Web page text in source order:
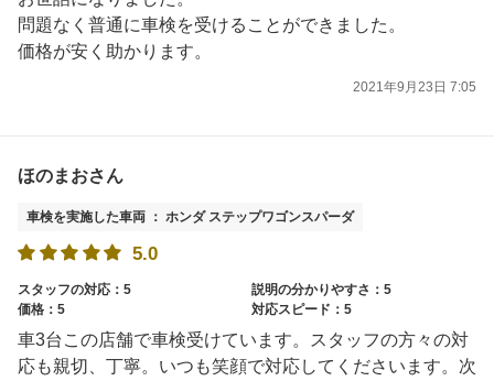
問題なく普通に車検を受けることができました。
価格が安く助かります。
2021年9月23日 7:05
ほのまおさん
車検を実施した車両 ： ホンダ ステップワゴンスパーダ
5.0
スタッフの対応：5
説明の分かりやすさ：5
価格：5
対応スピード：5
車3台この店舗で車検受けています。スタッフの方々の対
応も親切、丁寧。いつも笑顔で対応してくださいます。次